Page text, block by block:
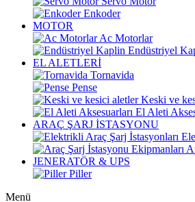
Enkoder
MOTOR
Ac Motorlar
Endüstriyel
EL ALETLERİ
Tornavida
Pense
Keski ve
El Aleti
ARAÇ ŞARJ İSTASYONU
JENERATÖR & UPS
Piller
Menü